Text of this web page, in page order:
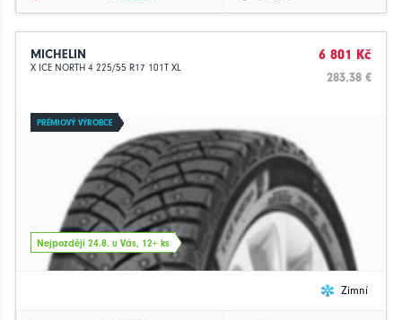
MICHELIN
X ICE NORTH 4 225/55 R17 101T XL
6 801 Kč
283.38 €
PRÉMIOVÝ VÝROBCE
Nejpozději 24.8. u Vás, 12+ ks
Zimní